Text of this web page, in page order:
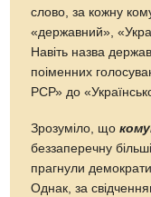
слово, за кожну
«державний»,
Навіть назва
поіменних
РСР» до
Зрозуміло, що
беззаперечну
прагнули
Однак, за